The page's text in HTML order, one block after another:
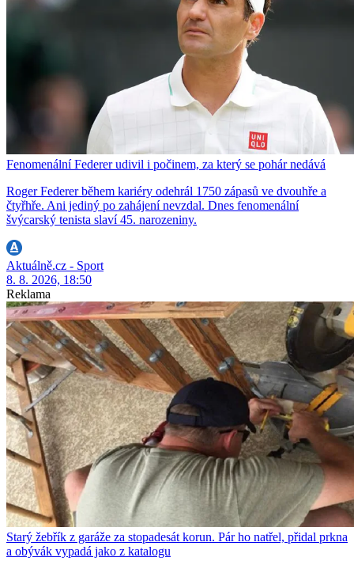
Fenomenální Federer udivil i počinem, za který se pohár nedává
Roger Federer během kariéry odehrál 1750 zápasů ve dvouhře a
čtyřhře. Ani jediný po zahájení nevzdal. Dnes fenomenální
švýcarský tenista slaví 45. narozeniny.
Aktuálně.cz - Sport
8. 8. 2026, 18:50
Reklama
Starý žebřík z garáže za stopadesát korun. Pár ho natřel, přidal prkna
a obývák vypadá jako z katalogu